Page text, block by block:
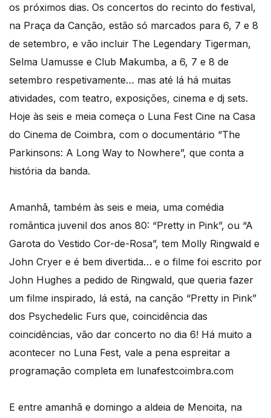
os próximos dias. Os concertos do recinto do festival,
na Praça da Canção, estão só marcados para 6, 7 e 8
de setembro, e vão incluir The Legendary Tigerman,
Selma Uamusse e Club Makumba, a 6, 7 e 8 de
setembro respetivamente… mas até lá há muitas
atividades, com teatro, exposições, cinema e dj sets.
Hoje às seis e meia começa o Luna Fest Cine na Casa
do Cinema de Coimbra, com o documentário “The
Parkinsons: A Long Way to Nowhere”, que conta a
história da banda.
Amanhã, também às seis e meia, uma comédia
romântica juvenil dos anos 80: “Pretty in Pink”, ou “A
Garota do Vestido Cor-de-Rosa”, tem Molly Ringwald e
John Cryer e é bem divertida… e o filme foi escrito por
John Hughes a pedido de Ringwald, que queria fazer
um filme inspirado, lá está, na canção “Pretty in Pink”
dos Psychedelic Furs que, coincidência das
coincidências, vão dar concerto no dia 6! Há muito a
acontecer no Luna Fest, vale a pena espreitar a
programação completa em lunafestcoimbra.com
E entre amanhã e domingo a aldeia de Menoita, na